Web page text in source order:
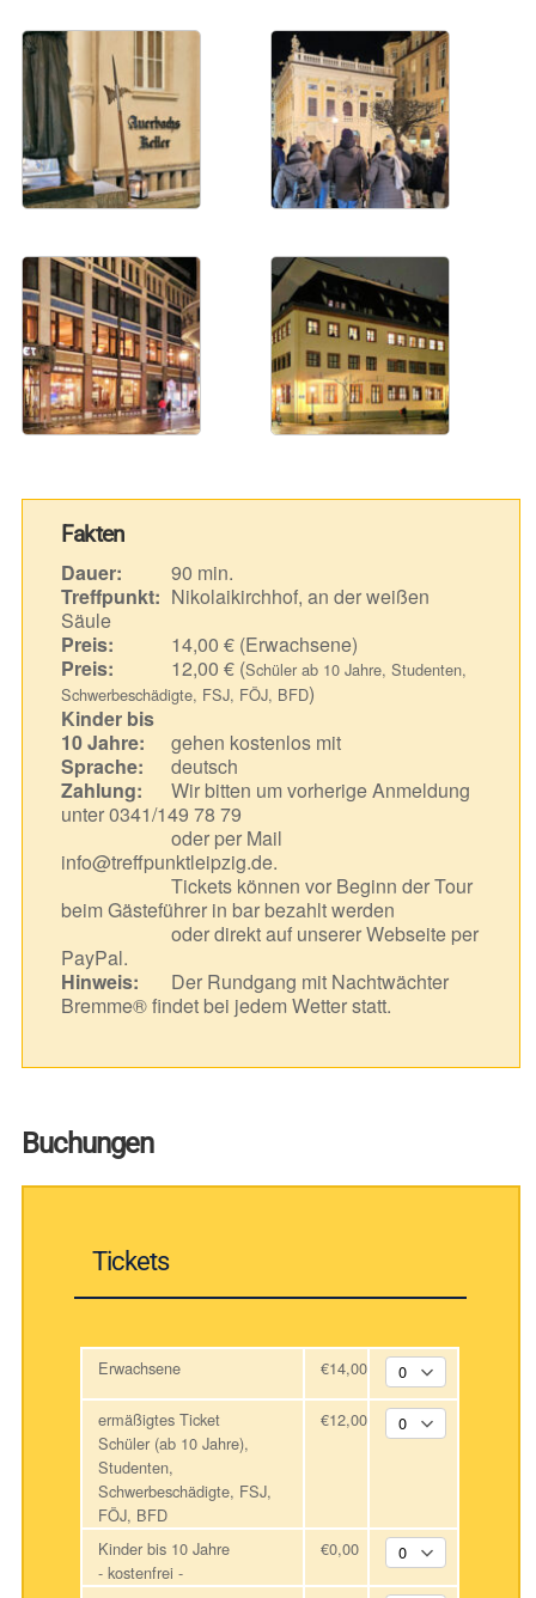
Fakten
Dauer:
90 min.
Treffpunkt: Nikolaikirchhof, an der weißen
Säule
Preis:
14,00 € (Erwachsene)
Preis:
12,00 € (Schüler ab 10 Jahre, Studenten,
Schwerbeschädigte, FSJ, FÖJ, BFD)
Kinder bis
10 Jahre:
gehen kostenlos mit
Sprache:
deutsch
Zahlung:
Wir bitten um vorherige Anmeldung
unter 0341/149 78 79
oder per Mail
info@treffpunktleipzig.de.
Tickets können vor Beginn der Tour
beim Gästeführer in bar bezahlt werden
oder direkt auf unserer Webseite per
PayPal.
Hinweis:
Der Rundgang mit Nachtwächter
Bremme® findet bei jedem Wetter statt.
Buchungen
Tickets
Erwachsene €14,00
ermäßigtes Ticket
Schüler (ab 10 Jahre),
Studenten,
Schwerbeschädigte, FSJ,
FÖJ, BFD
€12,00
Kinder bis 10 Jahre
- kostenfrei -
€0,00